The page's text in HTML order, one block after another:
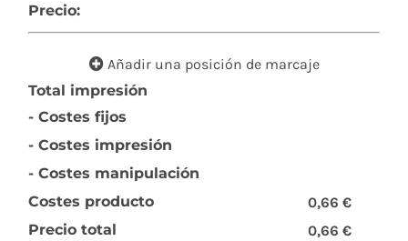
Precio:
Añadir una posición de marcaje
Total impresión
- Costes fijos
- Costes impresión
- Costes manipulación
Costes producto
0,66 €
Precio total
0,66 €